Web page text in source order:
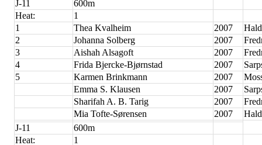
J-11
600m
Heat:
1
1
Thea Kvalheim 2007
2
Johanna Solberg 2007
3
Aishah Alsagoft 2007
4
Frida Bjercke-Bjørnstad 2007
5
Karmen Brinkmann 2007
Emma S. Klausen
2007
Sharifah A. B. Tarig
2007
Mia Tofte-Sørensen
2007
J-11
600m
Heat:
1